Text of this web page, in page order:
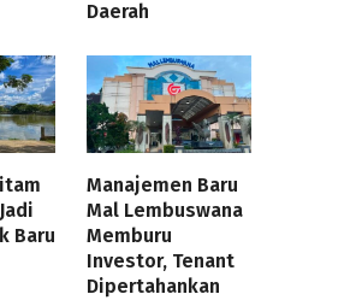
Daerah
Baru
Manajemen Baru
Mal Lembuswana
Memburu
Investor, Tenant
Dipertahankan